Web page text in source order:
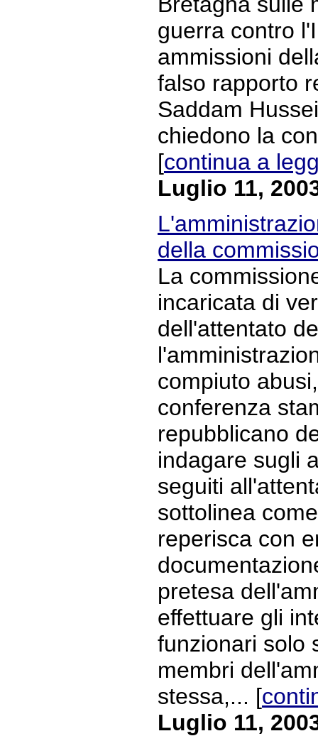
guerra contro
ammissioni
falso rapporto
Saddam
chiedono la
[continua a
Luglio 11,
della
La
incaricata di
dell'attentato
compiuto
conferenza
repubblicano
indagare sugli
seguiti
sottolinea
reperisca con
pretesa
effettuare gli
funzionari solo
membri
stessa,... [
Luglio 11,